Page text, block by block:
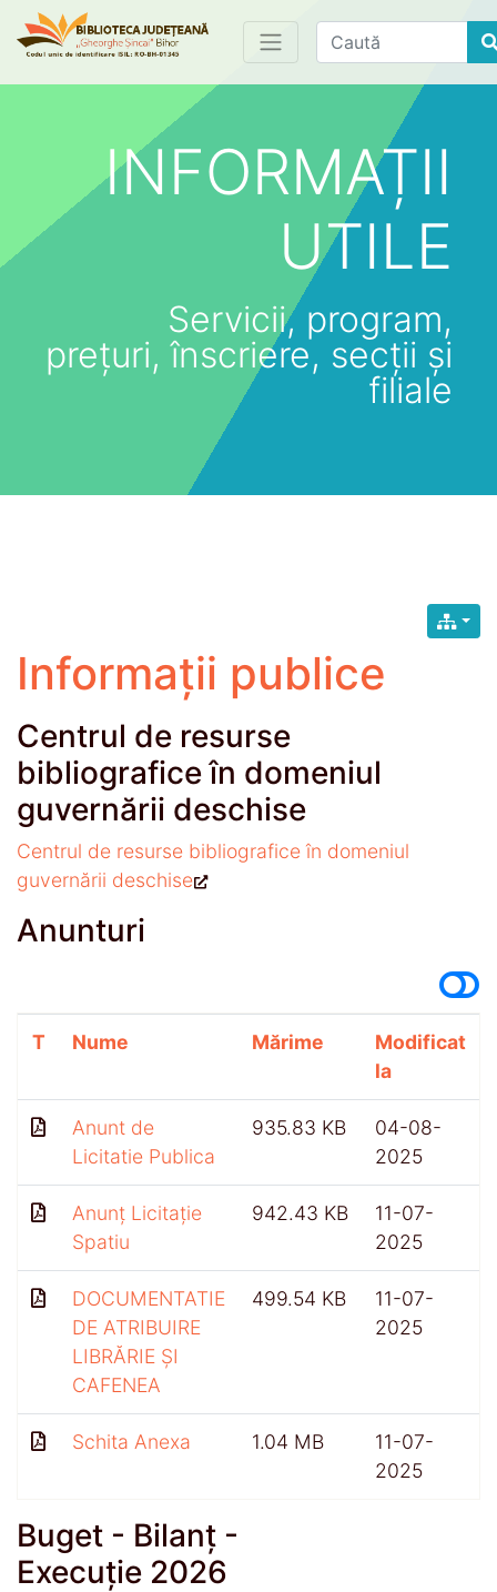
Find
INFORMAȚII
UTILE
Servicii, program,
prețuri, înscriere, secții și
filiale
Informații publice
Centrul de resurse
bibliografice în domeniul
guvernării deschise
Centrul de resurse bibliografice în domeniul
guvernării deschise
Anunturi
T Nume Mărime
Modificat
la
Anunt de
Licitatie Publica
935.83 KB
04-08-
2025
Anunț Licitație
Spatiu
942.43 KB
11-07-
2025
DOCUMENTATIE
DE ATRIBUIRE
LIBRĂRIE ȘI
CAFENEA
499.54 KB
11-07-
2025
Schita Anexa 1.04 MB
11-07-
2025
Buget - Bilanț -
Execuție 2026